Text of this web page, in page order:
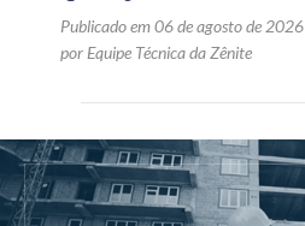
Publicado em 06 de agosto de 2026
por Equipe Técnica da Zênite